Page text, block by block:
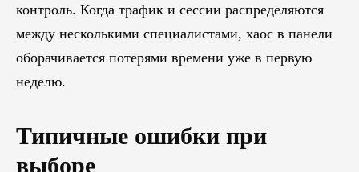
контроль. Когда трафик и сессии распределяются
между несколькими специалистами, хаос в панели
оборачивается потерями времени уже в первую
неделю.
Типичные ошибки при
выборе